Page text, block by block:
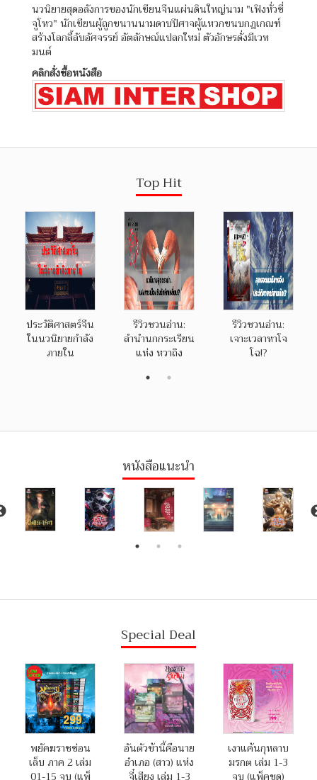
นวนิยายสุดอลังการของนักเขียนจีนแผ่นดินใหญ่นาม "เฟิงหั่วซี่
จูโหว" นักเขียนผู้ถูกขนานนามดาบปีศาจผู้แหวกขนบกฎเกณฑ์
สร้างโลกลี้ลับอัศจรรย์ อัตลักษณ์แปลกใหม่ ตัวอักษรดั่งมีเวท
มนต์
คลิกสั่งซื้อหนังสือ
Top Hit
ประวัติศาสตร์จีน
ในนวนิยายกำลัง
ภายใน
รีวิวชวนอ่าน:
ลำนำนกกระเรียน
แห่ง หวาถิง
รีวิวชวนอ่าน:
เจาะเวลาหาโจ
โฉ!?
หนังสือแนะนำ
Special Deal
พยัคฆราชซ่อน
เล็บ ภาค 2 เล่ม
01-15 จบ (แพ็
อันตัวข้านี้คือนาย
อำเภอ (สาว) แห่ง
จี๋เสียง เล่ม 1-3
เงาแค้นกุหลาบ
มรกต เล่ม 1-3
จบ (แพ็คชุด)